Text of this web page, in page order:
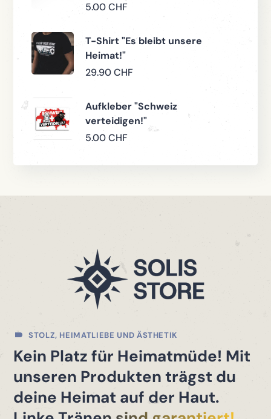
5.00CHF
T-Shirt "Es bleibt unsere
Heimat!"
29.90CHF
Aufkleber "Schweiz
verteidigen!"
5.00CHF
STOLZ, HEIMATLIEBE UND ÄSTHETIK
Kein Platz für Heimatmüde! Mit
unseren Produkten trägst du
deine Heimat auf der Haut.